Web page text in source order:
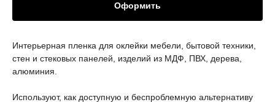
Оформить
Интерьерная пленка для оклейки мебели, бытовой техники,
стен и стековых панелей, изделий из МДФ, ПВХ, дерева,
алюминия.
Используют, как доступную и беспроблемную альтернативу